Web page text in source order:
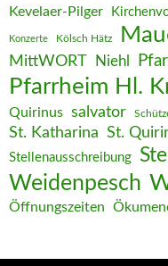
Kevelaer-Pilger
Konzerte Kölsch Hätz
MittWORT Niehl
Pfarrheim Hl.
Quirinus salvator
St. Katharina St.
Stellenausschreibung
Weidenpesch
Öffnungszeiten